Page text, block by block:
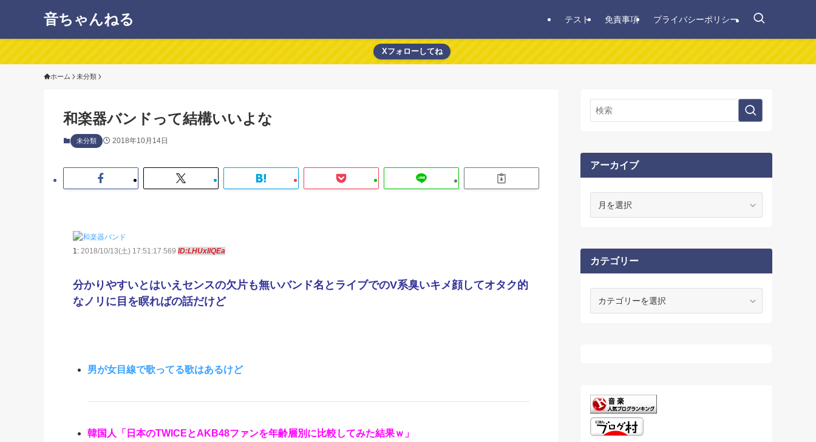
音ちゃんねる テスト 免責事項 プライバシーポリシー
Xフォローしてね
ホーム 未分類
和楽器バンドって結構いいよな
未分類 2018年10月14日
1: 2018/10/13(土) 17:51:17.569 ID:LHUxIlQEa
分かりやすいとはいえセンスの欠片も無いバンド名とライブでのV系臭いキメ顔してオタク的
なノリに目を瞑ればの話だけど
男が女目線で歌ってる歌はあるけど
韓国人「日本のTWICEとAKB48ファンを年齢層別に比較してみた結果ｗ」
アーカイブ
ブ
カテゴリー